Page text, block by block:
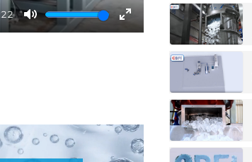
Mute
Enter
fullscreen